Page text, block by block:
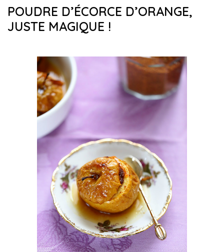
POUDRE D’ÉCORCE D’ORANGE,
JUSTE MAGIQUE !